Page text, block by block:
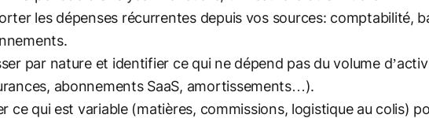
les dépenses récurrentes depuis vos sources: comptabilité,
par nature et identifier ce qui ne dépend pas du volume
abonnements SaaS, amortissements…).
ce qui est variable (matières, commissions, logistique au colis)